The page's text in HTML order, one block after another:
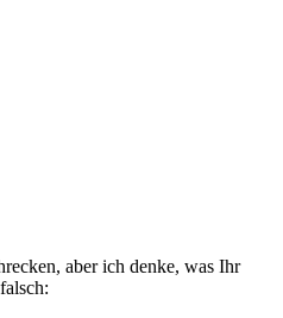
aber ich denke, was Ihr